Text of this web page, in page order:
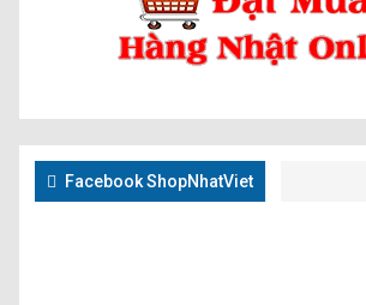
Facebook ShopNhatViet